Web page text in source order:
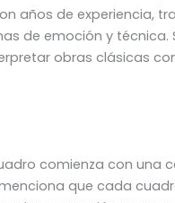
años de experiencia,
de emoción y técnica.
obras clásicas
comienza con una
que cada